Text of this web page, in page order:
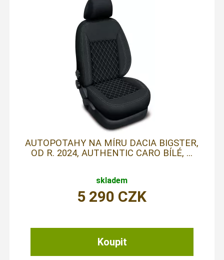
AUTOPOTAHY NA MÍRU DACIA BIGSTER,
OD R. 2024, AUTHENTIC CARO BÍLÉ, ...
skladem
5 290 CZK